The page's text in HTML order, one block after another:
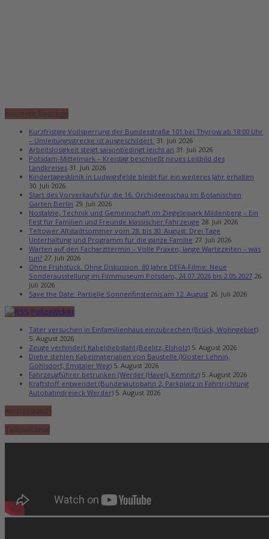
Neueste Beiträge
Kurzfristige Vollsperrung der Bundesstraße 101 bei Thyrow ab 18:00 Uhr
– Umleitungsstrecke ist ausgeschildert 31. Juli 2026
Arbeitslosigkeit steigt saisonbedingt leicht an 31. Juli 2026
Potsdam-Mittelmark – Kreistag beschließt neues Leitbild des
Landkreises 31. Juli 2026
Kindertagesklinik in Ludwigsfelde bleibt für ein weiteres Jahr erhalten
30. Juli 2026
Start des Vorverkaufs für die 16. Orchideenschau im Botanischen
Garten Berlin 29. Juli 2026
Nostalgie, Technik und Gemeinschaft im Ziegeleipark Mildenberg – Ein
Fest für Familien und Freunde klassischer Fahrzeuge 28. Juli 2026
Teltower Altstadtsommer vom 28. bis 30. August: Drei Tage
Unterhaltung und Programm für die ganze Familie 27. Juli 2026
Warten auf den Facharzttermin – Volle Praxen, lange Wartezeiten – was
tun? 27. Juli 2026
Ohne Frühstück. Ohne Diskussion. 80 Jahre DEFA-Filme: Neue
Sonderausstellung im Filmmuseum Potsdam, 24.07.2026 bis 2.05.2027 26.
Juli 2026
Save the Date: Partielle Sonnenfinsternis am 12. August 26. Juli 2026
Polizeiticker
Täter versuchen in Einfamilienhaus einzubrechen (Brück, Wohngebiet)
5. August 2026
Zeuge verhindert Kabeldiebstahl (Beelitz, Elsholz) 5. August 2026
Diebe stehlen Kabelmaterialien von Baustelle (Kloster Lehnin,
Göhlsdorf, Emstaler Weg) 5. August 2026
Fahrzeugführer betrunken (Werder (Havel), Kemnitz) 5. August 2026
Kraftstoff entwendet (Bundesautobahn 2, Parkplatz in Fahrtrichtung
Autobahndreieck Werder) 5. August 2026
Amtsplausch
TeltowKanal